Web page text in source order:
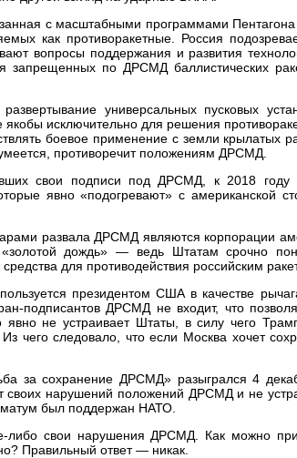
с масштабными программами Пентагона
как противоракетные. Россия
вопросы поддержания и развития
запрещенных по ДРСМД баллистических
универсальных пусковых
исключительно для решения
боевое применение с земли крылатых
противоречит положениям ДРСМД.
свои подписи под ДРСМД, к 2018
явно «подогревают» с американской
развала ДРСМД являются корпорации
дождь» — ведь Штатам срочно
для противодействия российским
президентом США в качестве
подписантов ДРСМД не входит, что
не устраивает Штаты, в силу чего
чего следовало, что если Москва хочет
за сохранение ДРСМД» разыгрался 4
своих нарушений положений ДРСМД и не
был поддержан НАТО.
либо свои нарушения ДРСМД. Как можно
Правильный ответ — никак.